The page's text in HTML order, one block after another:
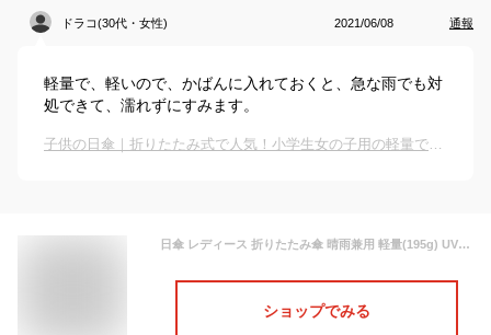
ドラコ(30代・女性) 2021/06/08 通報
軽量で、軽いので、かばんに入れておくと、急な雨でも対
処できて、濡れずにすみます。
子供の日傘｜折りたたみ式で人気！小学生女の子用の軽量でおしゃれな傘のおすすめは？
日傘 レディース 折りたたみ傘 晴雨兼用 軽量(195g) UVカット率100% 紫外線遮断 耐風撥水 収納簡単 かわいい 携帯便利 雨に濡れると桜柄が浮き出る傘 収納ポーチ付き ガールズ ブルー (ブルー)
ショップでみる